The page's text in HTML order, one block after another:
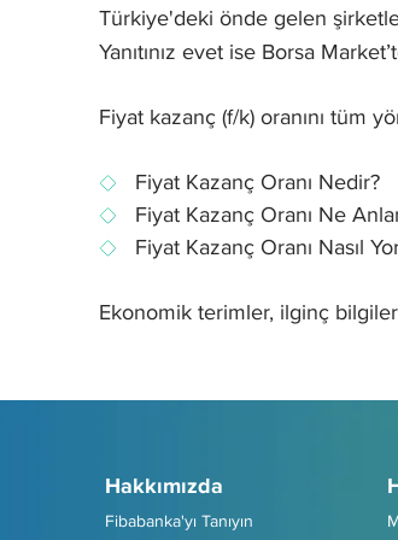
Türkiye'deki önde gelen
Yanıtınız evet ise Borsa
Fiyat kazanç (f/k) oranını tüm
Fiyat Kazanç Oranı Nedir?
Fiyat Kazanç Oranı Ne
Fiyat Kazanç Oranı Nasıl
Ekonomik terimler, ilginç
Hakkımızda
Fibabanka'yı Tanıyın